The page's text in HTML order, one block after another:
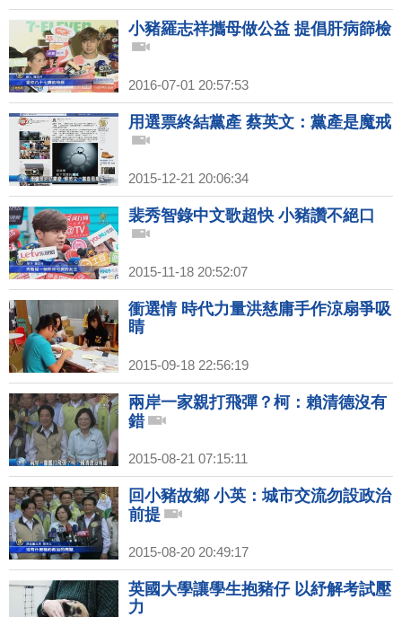
小豬羅志祥攜母做公益 提倡肝病篩檢
2016-07-01 20:57:53
用選票終結黨產 蔡英文：黨產是魔戒
2015-12-21 20:06:34
裴秀智錄中文歌超快 小豬讚不絕口
2015-11-18 20:52:07
衝選情 時代力量洪慈庸手作涼扇爭吸
睛
2015-09-18 22:56:19
兩岸一家親打飛彈？柯：賴清德沒有
錯
2015-08-21 07:15:11
回小豬故鄉 小英：城市交流勿設政治
前提
2015-08-20 20:49:17
英國大學讓學生抱豬仔 以紓解考試壓
力